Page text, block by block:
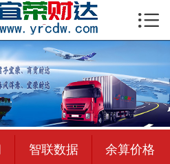
 首页
公司简介
物流新闻
绍兴至全国
合作加盟

智联数据 余算价格